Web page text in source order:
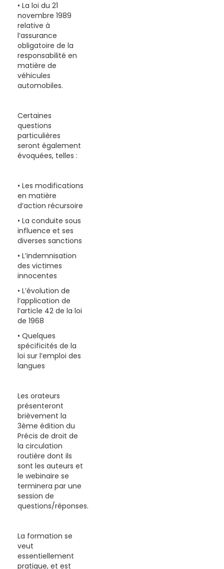
• La loi du 21
novembre 1989
relative à
l’assurance
obligatoire de la
responsabilité en
matière de
véhicules
automobiles.
Certaines
questions
particulières
seront également
évoquées, telles :
• Les modifications
en matière
d’action récursoire
• La conduite sous
influence et ses
diverses sanctions
• L’indemnisation
des victimes
innocentes
• L’évolution de
l’application de
l’article 42 de la loi
de 1968
• Quelques
spécificités de la
loi sur l’emploi des
langues
Les orateurs
présenteront
brièvement la
3ème édition du
Précis de droit de
la circulation
routière dont ils
sont les auteurs et
le webinaire se
terminera par une
session de
questions/réponses.
La formation se
veut
essentiellement
pratique, et est